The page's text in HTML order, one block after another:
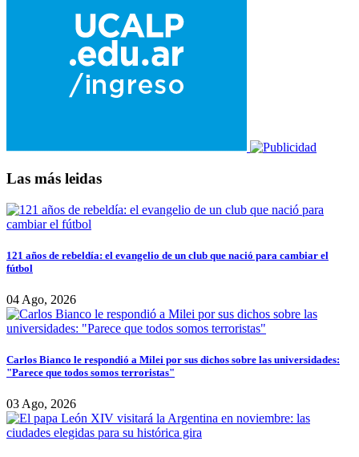
Las más leidas
121 años de rebeldía: el evangelio de un club que nació para cambiar el
fútbol
04 Ago, 2026
Carlos Bianco le respondió a Milei por sus dichos sobre las universidades:
"Parece que todos somos terroristas"
03 Ago, 2026